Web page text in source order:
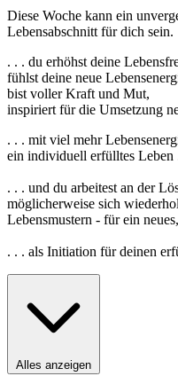
Diese Woche kann ein
Lebensabschnitt für dich sein.
. . . du erhöhst deine
fühlst deine neue
bist voller Kraft und Mut,
inspiriert für die Umsetzung
. . . mit viel mehr
ein individuell erfülltes Leben
. . . und du arbeitest an der
möglicherweise sich
Lebensmustern - für ein
. . . als Initiation für deinen
Alles anzeigen